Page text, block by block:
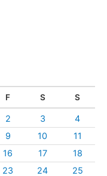
F S S
2 3 4
9 10 11
16 17 18
23 24 25